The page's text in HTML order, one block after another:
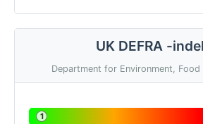
UK DEFRA -
Department for Environment, Food
1